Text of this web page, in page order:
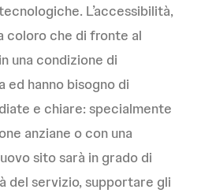
L’accessibilità,
coloro che di fronte al
una condizione di
ed hanno bisogno di
e chiare: specialmente
anziane o con una
sito sarà in grado di
del servizio, supportare gli